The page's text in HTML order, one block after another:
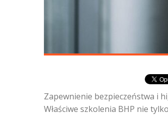
Zapewnienie bezpieczeństwa i
Właściwe szkolenia BHP nie